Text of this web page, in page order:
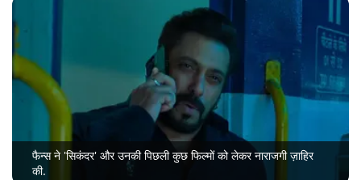
फैन्स ने 'सिकंदर' और उनकी पिछली कुछ फिल्मों को लेकर नाराजगी ज़ाहिर
की.